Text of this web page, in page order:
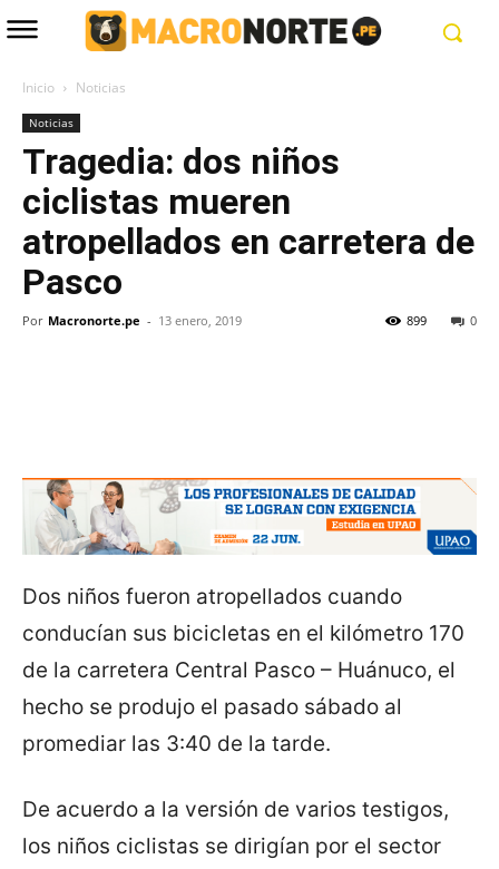
Inicio Noticias
Noticias
Tragedia: dos niños
ciclistas mueren
atropellados en carretera de
Pasco
Por Macronorte.pe - 13 enero, 2019 0
899
Dos niños fueron atropellados cuando
conducían sus bicicletas en el kilómetro 170
de la carretera Central Pasco – Huánuco, el
hecho se produjo el pasado sábado al
promediar las 3:40 de la tarde.
De acuerdo a la versión de varios testigos,
los niños ciclistas se dirigían por el sector